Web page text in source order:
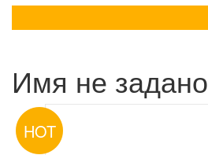
Имя не задано
HOT